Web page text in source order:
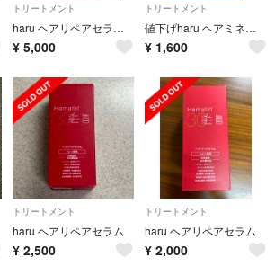
トリートメント
haru ヘアリペアセラム2個セット
¥ 5,000
トリートメント
値下げharu ヘアミネラルエッセンス 洗い流さないヘアトリートメント 匿名配送
¥ 1,600
トリートメント
haru ヘアリペアセラム
¥ 2,500
トリートメント
haru ヘアリペアセラム
¥ 2,000